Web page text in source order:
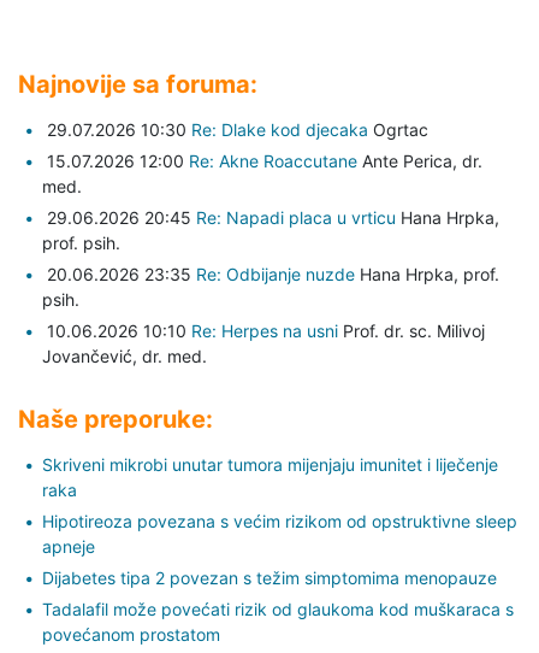
Najnovije sa foruma:
29.07.2026 10:30 Re: Dlake kod djecaka Ogrtac
15.07.2026 12:00 Re: Akne Roaccutane Ante Perica, dr.
med.
29.06.2026 20:45 Re: Napadi placa u vrticu Hana Hrpka,
prof. psih.
20.06.2026 23:35 Re: Odbijanje nuzde Hana Hrpka, prof.
psih.
10.06.2026 10:10 Re: Herpes na usni Prof. dr. sc. Milivoj
Jovančević, dr. med.
Naše preporuke:
Skriveni mikrobi unutar tumora mijenjaju imunitet i liječenje
raka
Hipotireoza povezana s većim rizikom od opstruktivne sleep
apneje
Dijabetes tipa 2 povezan s težim simptomima menopauze
Tadalafil može povećati rizik od glaukoma kod muškaraca s
povećanom prostatom